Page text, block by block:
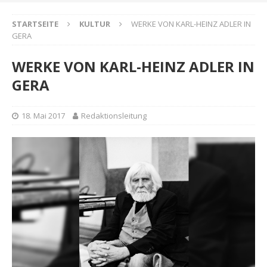
STARTSEITE KULTUR
WERKE VON KARL-HEINZ ADLER IN
GERA
WERKE VON KARL-HEINZ ADLER IN
GERA
18. Mai 2017 Redaktionsleitung